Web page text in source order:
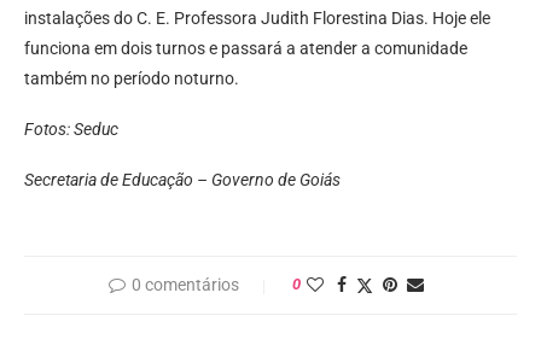
instalações do C. E. Professora Judith Florestina Dias. Hoje ele
funciona em dois turnos e passará a atender a comunidade
também no período noturno.
Fotos: Seduc
Secretaria de Educação – Governo de Goiás
0 comentários 0